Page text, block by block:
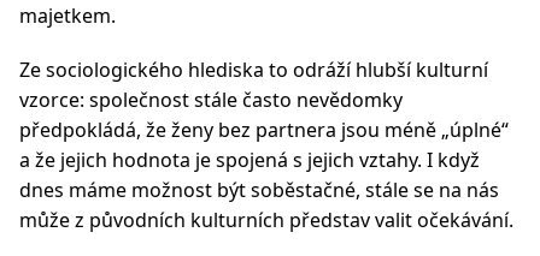
majetkem.
Ze sociologického hlediska to odráží hlubší kulturní
vzorce: společnost stále často nevědomky
předpokládá, že ženy bez partnera jsou méně „úplné“
a že jejich hodnota je spojená s jejich vztahy. I když
dnes máme možnost být soběstačné, stále se na nás
může z původních kulturních představ valit očekávání.